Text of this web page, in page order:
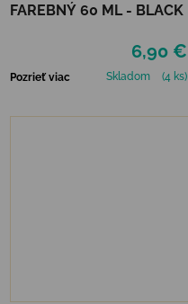
FAREBNÝ 60 ML - BLACK
6,90 €
Pozrieť viac Skladom (4 ks)